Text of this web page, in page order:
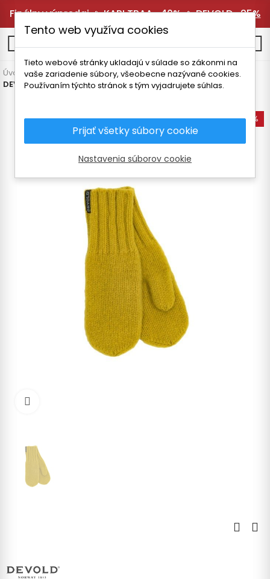
Finálny výpredaj 🔥KARI TRAA -40%🔥DEVOLD -25%
Úvodná stránka Pánske oblečenie Doplnky
Rukavice
DEVOLD NANSEN RUKAVICE
-35%
Tento web využíva cookies
Tieto webové stránky ukladajú v súlade so zákonmi na
vaše zariadenie súbory, všeobecne nazývané cookies.
Používaním týchto stránok s tým vyjadrujete súhlas.
Prijať všetky súbory cookie
Nastavenia súborov cookie